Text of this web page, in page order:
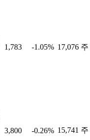
1,783 -1.05% 17,076 주
3,800 -0.26% 15,741 주